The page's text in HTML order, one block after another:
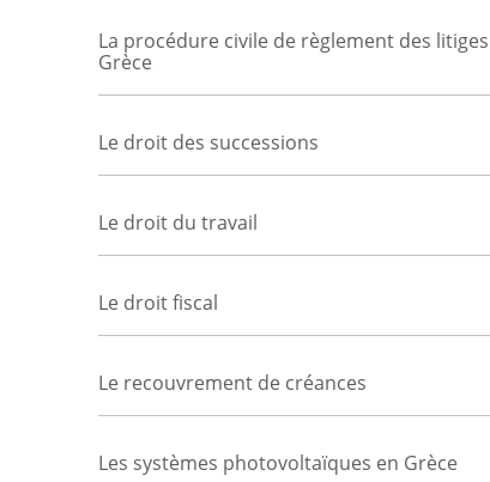
La procédure civile de règlement des
Grèce
Le droit des successions
Le droit du travail
Le droit fiscal
Le recouvrement de créances
Les systèmes photovoltaïques en Grèce